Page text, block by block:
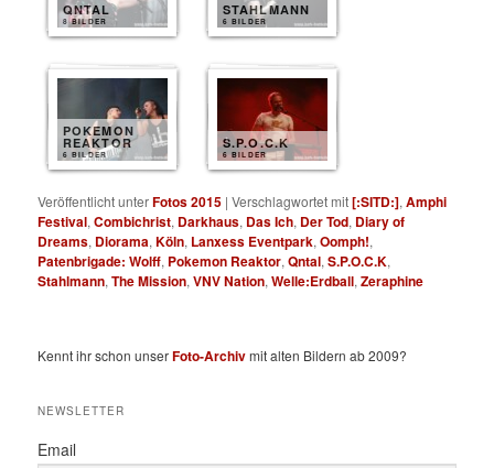
QNTAL
8 BILDER
STAHLMANN
6 BILDER
POKEMON
REAKTOR
6 BILDER
S.P.O.C.K
6 BILDER
Veröffentlicht unterFotos 2015 |Verschlagwortet mit[:SITD:],Amphi
Festival,Combichrist, Darkhaus, Das Ich, Der Tod, Diary of
Dreams, Diorama,Köln, Lanxess Eventpark,Oomph!,
Patenbrigade: Wolff, Pokemon Reaktor,Qntal,S.P.O.C.K,
Stahlmann,The Mission,VNV Nation,Welle:Erdball,Zeraphine
Kennt ihr schon unserFoto-Archivmit alten Bildern ab 2009?
NEWSLETTER
Email